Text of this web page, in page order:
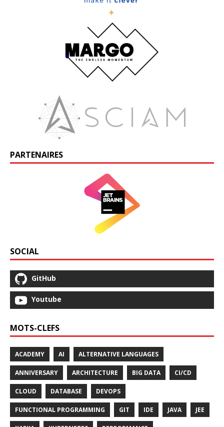
PARTENAIRES
SOCIAL
GitHub
Youtube
MOTS-CLEFS
ACADEMY AI ALTERNATIVE LANGUAGES
ANNIVERSARY ARCHITECTURE BIG DATA CI/CD
CLOUD DATABASE DEVOPS
FUNCTIONAL PROGRAMMING GIT IDE JAVA JEE